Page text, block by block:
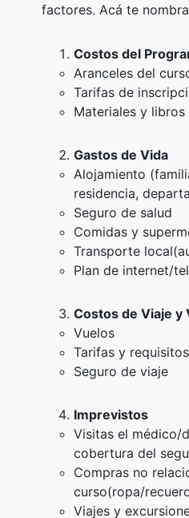
factores. Acá te
Costos del
Aranceles del
Tarifas de
Materiales y libros
Gastos de Vida
Alojamiento
residencia,
Seguro de salud
Comidas y
Transporte
Plan de internet/
Costos de Viaje y
Vuelos
Tarifas y
Seguro de viaje
Imprevistos
Visitas el médico/
cobertura del
Compras no
curso(ropa/
Viajes y